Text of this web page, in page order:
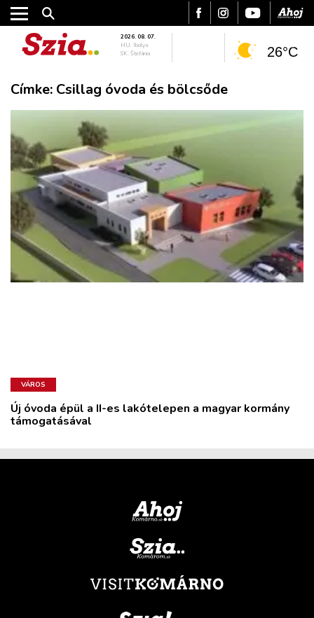
VÁROS
RÉGIÓ
SPORT
KULTÚRA
PODCAST
MIX
2026. 08. 07.
HU: Ibolya
SK: Štefánia
26°C
Címke: Csillag óvoda és bölcsőde
VÁROS
Új óvoda épül a II-es lakótelepen a magyar kormány
támogatásával